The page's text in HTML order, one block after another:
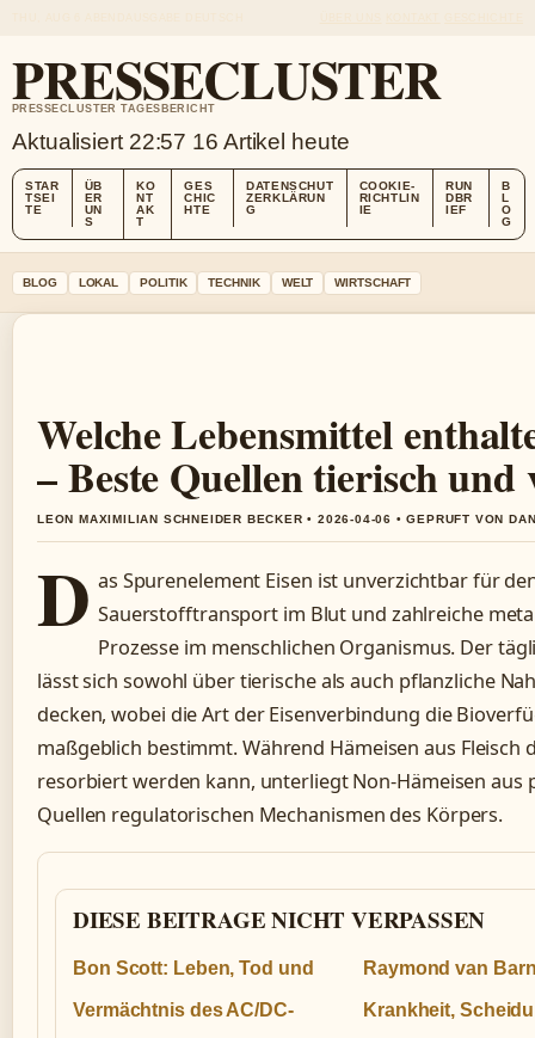
PRESSECLUSTER
PRESSECLUSTER TAGESBERICHT
Aktualisiert 22:57 16 Artikel heute
STAR
TSEI
TE
ÜB
ER
UN
S
KO
NT
AK
T
GES
CHIC
HTE
DATENSCHUT
ZERKLÄRUN
G
COOKIE-
RICHTLIN
IE
RUN
DBR
IEF
B
L
O
G
BLOG LOKAL POLITIK TECHNIK WELT WIRTSCHAFT
Welche Lebensmittel
– Beste Quellen tierisch und
LEON MAXIMILIAN SCHNEIDER BECKER • 2026-04-06 • GEPRUFT VON
D as Spurenelement Eisen ist unverzichtbar für
Sauerstofftransport im Blut und zahlreiche
Prozesse im menschlichen Organismus. Der
lässt sich sowohl über tierische als auch pflanzliche
decken, wobei die Art der Eisenverbindung die
maßgeblich bestimmt. Während Hämeisen aus Fleisch
resorbiert werden kann, unterliegt Non-Hämeisen aus
Quellen regulatorischen Mechanismen des Körpers.
DIESE BEITRAGE NICHT VERPASSEN
Bon Scott: Leben, Tod und
Vermächtnis des AC/DC-
Raymond van
Krankheit,